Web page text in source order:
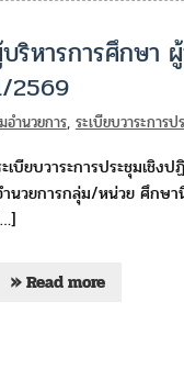
ริหารการศึกษา
2569
อำนวยการ, ระเบียบวาระการ
เบียบวาระการประชุมเชิ
นวยการกลุ่ม/หน่วย ศึกษ
» Read more